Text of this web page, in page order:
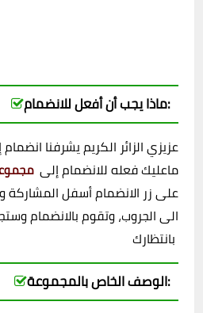
ماذا يجب أن أفعل للانضمام:
عزيزي الزائر الكريم يشرفنا
ماعليك فعله للانضمام إلى
على زر الانضمام أسفل المشاركة
الى الجروب، وتقوم بالانضمام
الوصف الخاص بالمجموعة: